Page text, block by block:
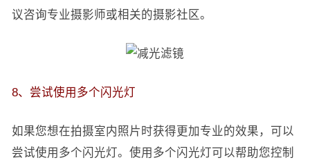
议咨询专业摄影师或相关的摄影社区。
8、尝试使用多个闪光灯
如果您想在拍摄室内照片时获得更加专业的效果，可以
尝试使用多个闪光灯。使用多个闪光灯可以帮助您控制